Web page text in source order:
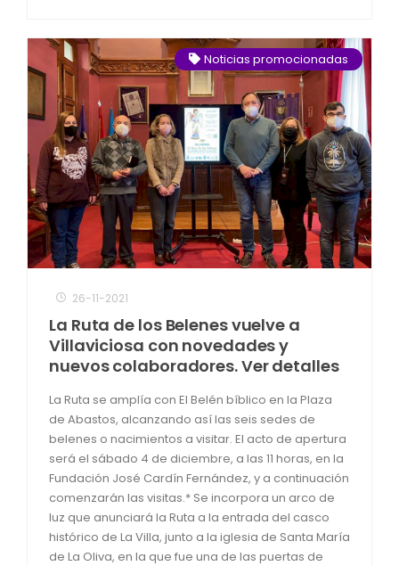
Noticias promocionadas
26-11-2021
La Ruta de los Belenes vuelve a
Villaviciosa con novedades y
nuevos colaboradores. Ver detalles
La Ruta se amplía con El Belén bíblico en la Plaza
de Abastos, alcanzando así las seis sedes de
belenes o nacimientos a visitar. El acto de apertura
será el sábado 4 de diciembre, a las 11 horas, en la
Fundación José Cardín Fernández, y a continuación
comenzarán las visitas.* Se incorpora un arco de
luz que anunciará la Ruta a la entrada del casco
histórico de La Villa, junto a la iglesia de Santa María
de La Oliva, en la que fue una de las puertas de